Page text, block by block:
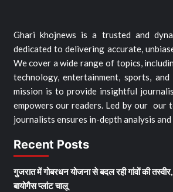
Ghari khojnews is a trusted and
dedicated to delivering accurate,
We cover a wide range of topics,
technology, entertainment, sports,
mission is to provide insightful
empowers our readers. Led by our our
journalists ensures in-depth analysis
Recent Posts
गुजरात में गोबरधन योजना से बदल रही गांवों की
बायोगैस प्लांट चालू